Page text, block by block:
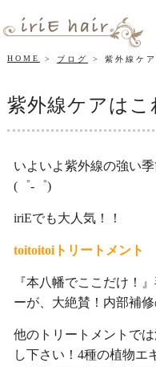
HOME ブログ 紫外線ケ
紫外線ケアはこ
いよいよ紫外線の強い
(゜-゜)
iriEでも大人気！！
toitoitoiトリートメント
『本八幡でここだけ！
ーが、大絶賛！内部補
他のトリートメントで
し下さい！4種の植物エ